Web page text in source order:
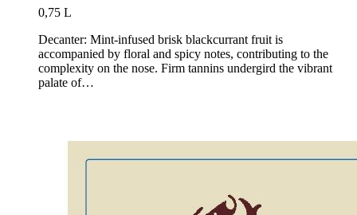
0,75 L
Decanter: Mint-infused brisk blackcurrant fruit is
accompanied by floral and spicy notes, contributing to the
complexity on the nose. Firm tannins undergird the vibrant
palate of…